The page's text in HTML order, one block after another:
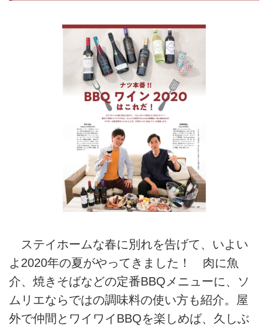
ステイホームな春に別れを告げて、いよい
よ2020年の夏がやってきました！ 肉に魚
介、焼きそばなどの定番BBQメニューに、ソ
ムリエならではの調味料の使い方も紹介。屋
外で仲間とワイワイBBQを楽しめば、久しぶ